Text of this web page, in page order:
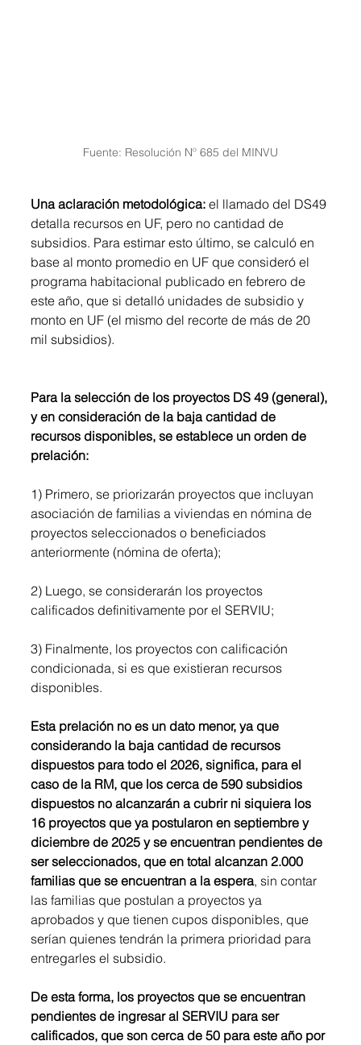
Fuente: Resolución Nº 685 del MINVU
Una aclaración metodológica: el llamado del DS49
detalla recursos en UF, pero no cantidad de
subsidios. Para estimar esto último, se calculó en
base al monto promedio en UF que consideró el
programa habitacional publicado en febrero de
este año, que si detalló unidades de subsidio y
monto en UF (el mismo del recorte de más de 20
mil subsidios).
Para la selección de los proyectos DS 49 (general),
y en consideración de la baja cantidad de
recursos disponibles, se establece un orden de
prelación:
1) Primero, se priorizarán proyectos que incluyan
asociación de familias a viviendas en nómina de
proyectos seleccionados o beneficiados
anteriormente (nómina de oferta);
2) Luego, se considerarán los proyectos
calificados definitivamente por el SERVIU;
3) Finalmente, los proyectos con calificación
condicionada, si es que existieran recursos
disponibles.
Esta prelación no es un dato menor, ya que
considerando la baja cantidad de recursos
dispuestos para todo el 2026, significa, para el
caso de la RM, que los cerca de 590 subsidios
dispuestos no alcanzarán a cubrir ni siquiera los
16 proyectos que ya postularon en septiembre y
diciembre de 2025 y se encuentran pendientes de
ser seleccionados, que en total alcanzan 2.000
familias que se encuentran a la espera, sin contar
las familias que postulan a proyectos ya
aprobados y que tienen cupos disponibles, que
serían quienes tendrán la primera prioridad para
entregarles el subsidio.
De esta forma, los proyectos que se encuentran
pendientes de ingresar al SERVIU para ser
calificados, que son cerca de 50 para este año por